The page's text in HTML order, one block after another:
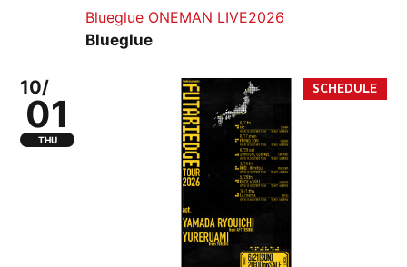
Blueglue ONEMAN LIVE2026
Blueglue
10/
01
THU